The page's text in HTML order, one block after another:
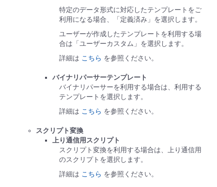
特定のデータ形式に対応したテンプレートをご
利用になる場合、「定義済み」を選択します。
ユーザーが作成したテンプレートを利用する場
合は「ユーザーカスタム」を選択します。
詳細は こちら を参照ください。
バイナリパーサーテンプレート
バイナリパーサーを利用する場合は、利用する
テンプレートを選択します。
詳細は こちら を参照ください。
スクリプト変換
上り通信用スクリプト
スクリプト変換を利用する場合は、上り通信用
のスクリプトを選択します。
詳細は こちら を参照ください。